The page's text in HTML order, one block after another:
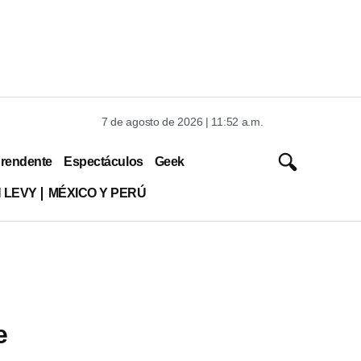
7 de agosto de 2026 | 11:52 a.m.
Espectáculos Geek
LEVY MÉXICO Y PERÚ